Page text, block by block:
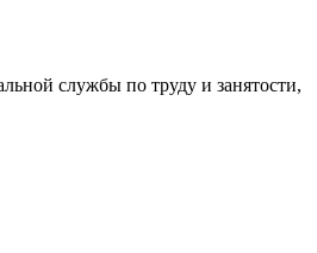
службы по труду и занятости,